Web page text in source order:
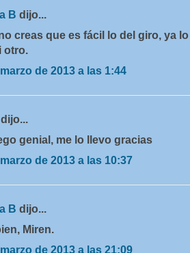
B dijo...
creas que es fácil lo del giro, ya
otro.
de 2013 a las 1:44
dijo...
genial, me lo llevo gracias
de 2013 a las 10:37
B dijo...
Miren.
de 2013 a las 21:09